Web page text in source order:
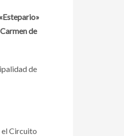
de
de
el Circuito